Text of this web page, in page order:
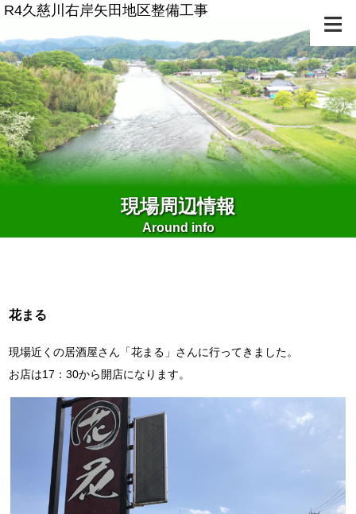
≡
R4久慈川右岸矢田地区整備工事
現場周辺情報
Around info
花まる
現場近くの居酒屋さん「花まる」さんに行ってきました。
お店は17：30から開店になります。